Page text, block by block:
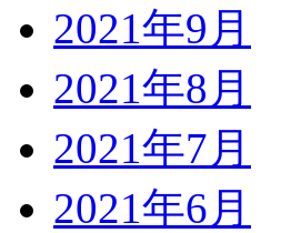
2021年9月
2021年8月
2021年7月
2021年6月